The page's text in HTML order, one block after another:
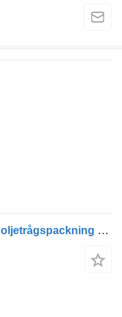
KRATOWNICA MISKI OLEJOWEJ oljetrågspackning till MAN TGA F2000 dragbil